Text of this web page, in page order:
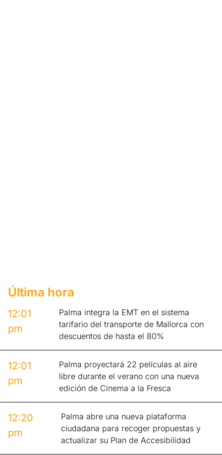
Última hora
12:01
pm
Palma integra la EMT en el sistema
tarifario del transporte de Mallorca con
descuentos de hasta el 80%
12:01
pm
Palma proyectará 22 películas al aire
libre durante el verano con una nueva
edición de Cinema a la Fresca
12:20
pm
Palma abre una nueva plataforma
ciudadana para recoger propuestas y
actualizar su Plan de Accesibilidad